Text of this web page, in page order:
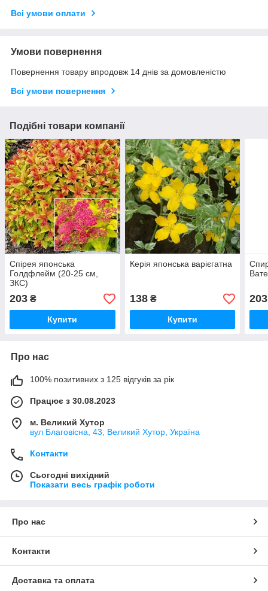
Всі умови оплати
Умови повернення
Повернення товару впродовж 14 днів за домовленістю
Всі умови повернення
Подібні товари компанії
Спірея японська
Голдфлейм (20-25 см,
ЗКС)
203 ₴
Купити
Керія японська варієгатна
138₴
Купити
203
Про нас
100% позитивних з 125 відгуків за рік
Працює з 30.08.2023
м. Великий Хутор
вул Благовісна, 43, Великий Хутор, Україна
Контакти
Сьогодні вихідний
Показати весь графік роботи
Про нас
Контакти
Доставка та оплата